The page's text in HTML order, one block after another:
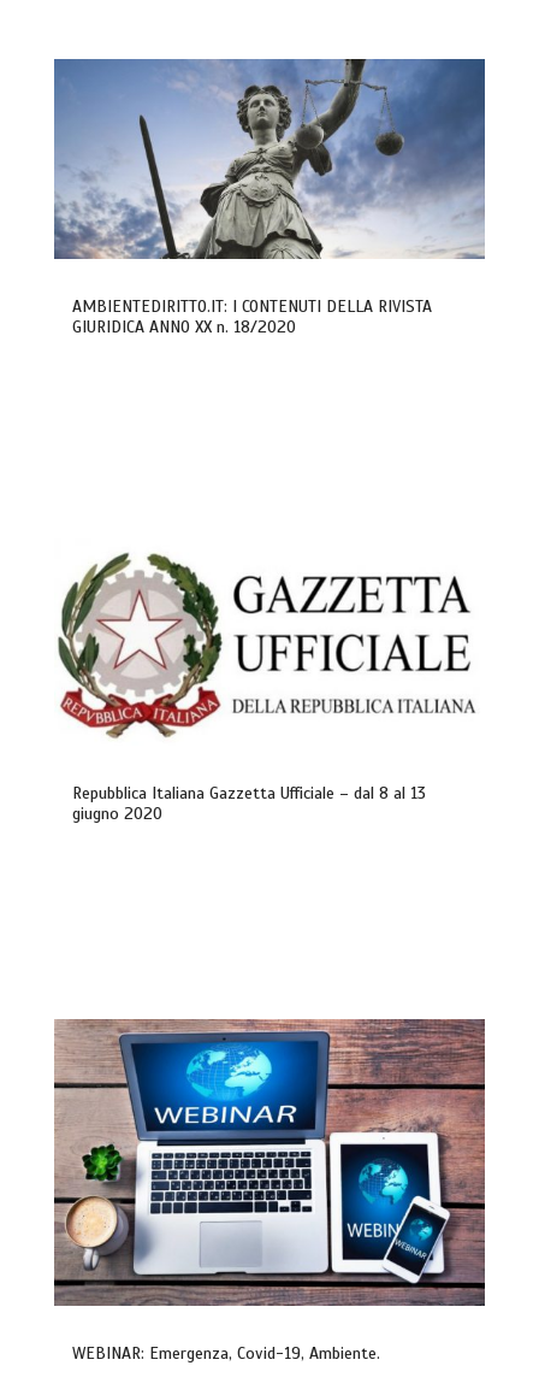
AMBIENTEDIRITTO.IT: I CONTENUTI DELLA RIVISTA
GIURIDICA ANNO XX n. 18/2020
Repubblica Italiana Gazzetta Ufficiale – dal 8 al 13
giugno 2020
WEBINAR: Emergenza, Covid-19, Ambiente.